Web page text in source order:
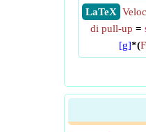
​ LaTeX
di pull-up =
[g]*(